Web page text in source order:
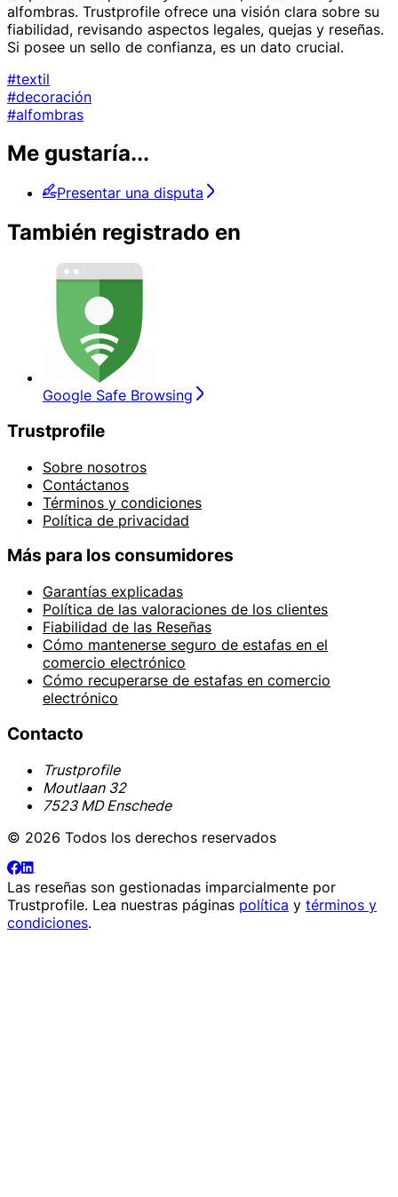
alfombras. Trustprofile ofrece una visión clara sobre su
fiabilidad, revisando aspectos legales, quejas y reseñas.
Si posee un sello de confianza, es un dato crucial.
#textil
#decoración
#alfombras
Me gustaría...
Presentar una disputa
También registrado en
Google Safe Browsing
Trustprofile
Sobre nosotros
Contáctanos
Términos y condiciones
Política de privacidad
Más para los consumidores
Garantías explicadas
Política de las valoraciones de los clientes
Fiabilidad de las Reseñas
Cómo mantenerse seguro de estafas en el
comercio electrónico
Cómo recuperarse de estafas en comercio
electrónico
Contacto
Trustprofile
Moutlaan 32
7523 MD Enschede
© 2026 Todos los derechos reservados
Las reseñas son gestionadas imparcialmente por
Trustprofile. Lea nuestras páginas política y términos y
condiciones.